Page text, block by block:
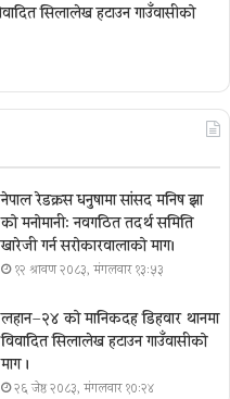
सिलालेख हटाउन गाउँवासीको
नेपाल रेडक्रस धनुषामा सांसद मनिष झा
को मनोमानी: नवगठित तदर्थ समिति
खारेजी गर्न सरोकारवालाको माग।
१२ श्रावण २०८३, मंगलवार १३:५३
लहान–२४ को मानिकदह डिहवार थानमा
विवादित सिलालेख हटाउन गाउँवासीको
माग ।
२६ जेष्ठ २०८३, मंगलवार १०:२४